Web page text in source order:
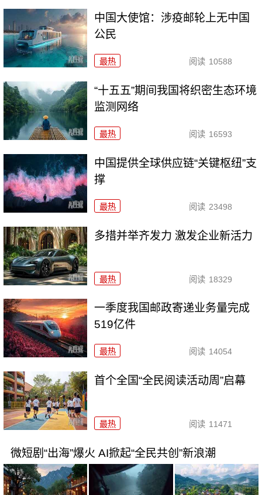
中国大使馆：涉疫邮轮上无中国
公民
最热 阅读 10588
“十五五”期间我国将织密生态环境
监测网络
最热 阅读 16593
中国提供全球供应链“关键枢纽”支
撑
最热 阅读 23498
多措并举齐发力 激发企业新活力
最热 阅读 18329
一季度我国邮政寄递业务量完成
519亿件
最热 阅读 14054
首个全国“全民阅读活动周”启幕
最热 阅读 11471
微短剧“出海”爆火 AI掀起“全民共创”新浪潮